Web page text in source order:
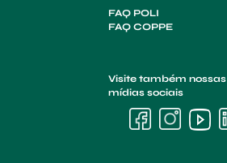
FAQ POLI
FAQ COPPE
Visite também nossas
mídias sociais